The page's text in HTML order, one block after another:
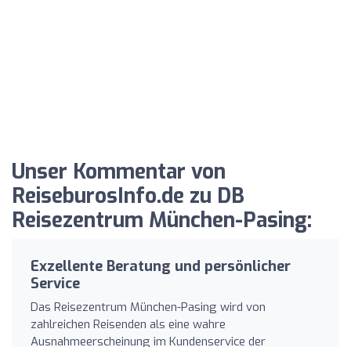
Unser Kommentar von
ReiseburosInfo.de zu DB
Reisezentrum München-Pasing:
Exzellente Beratung und persönlicher
Service
Das Reisezentrum München-Pasing wird von
zahlreichen Reisenden als eine wahre
Ausnahmeerscheinung im Kundenservice der